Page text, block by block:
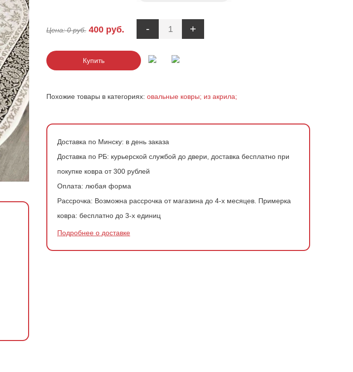
стиле
Цена:0руб. 400 руб. - +
Купить
Похожие товары в категориях: овальные ковры; из акрила;
Доставка по Минску: в день заказа
Доставка по РБ: курьерской службой до двери, доставка бесплатно при
покупке ковра от 300 рублей
Оплата: любая форма
Рассрочка: Возможна рассрочка от магазина до 4-х месяцев. Примерка
ковра: бесплатно до 3-х единиц
Подробнее о доставке